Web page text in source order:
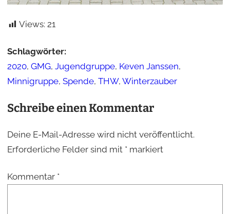
Views: 21
Schlagwörter:
2020, GMG, Jugendgruppe, Keven Janssen,
Minnigruppe, Spende, THW, Winterzauber
Schreibe einen Kommentar
Deine E-Mail-Adresse wird nicht veröffentlicht.
Erforderliche Felder sind mit *markiert
Kommentar *